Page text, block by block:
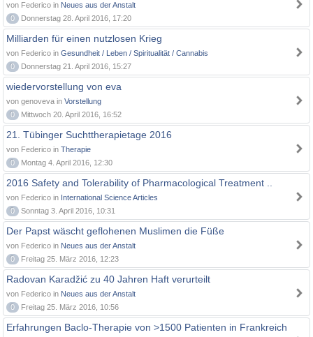
von Federico in Neues aus der Anstalt
0
Donnerstag 28. April 2016, 17:20
Milliarden für einen nutzlosen Krieg
von Federico in Gesundheit / Leben / Spiritualität / Cannabis
0
Donnerstag 21. April 2016, 15:27
wiedervorstellung von eva
von genoveva in Vorstellung
0
Mittwoch 20. April 2016, 16:52
21. Tübinger Suchttherapietage 2016
von Federico in Therapie
0
Montag 4. April 2016, 12:30
2016 Safety and Tolerability of Pharmacological Treatment ..
von Federico in International Science Articles
0
Sonntag 3. April 2016, 10:31
Der Papst wäscht geflohenen Muslimen die Füße
von Federico in Neues aus der Anstalt
0
Freitag 25. März 2016, 12:23
Radovan Karadžić zu 40 Jahren Haft verurteilt
von Federico in Neues aus der Anstalt
0
Freitag 25. März 2016, 10:56
Erfahrungen Baclo-Therapie von >1500 Patienten in Frankreich